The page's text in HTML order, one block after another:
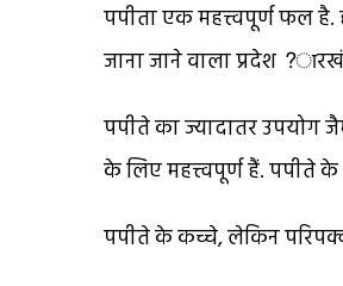
पपीता एक महत्त्वपूर्ण फल
जाना जाने वाला प्रदेश
पपीते का ज्यादातर उपयोग
के लिए महत्त्वपूर्ण हैं.
पपीते के कच्चे, लेकिन